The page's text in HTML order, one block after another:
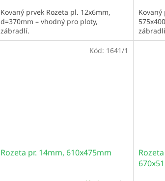
Kovaný prvek Rozeta pl. 12x6mm,
d=370mm – vhodný pro ploty,
zábradlí.
Kovaný
Rozeta pr. 14mm, 610x475mm
Kód: 1641/1